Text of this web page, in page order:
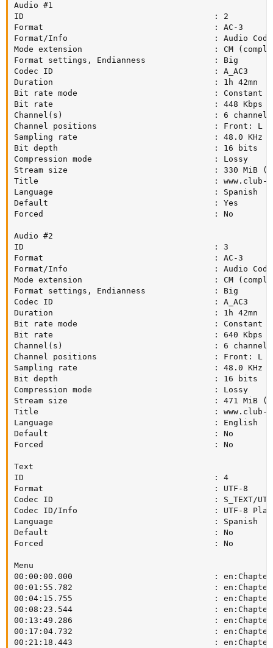
Audio #1
ID                                       : 2
Format                                   : AC-3
Format/Info                              : Audio
Mode extension                           : CM
Format settings, Endianness              : Big
Codec ID                                 : A_AC3
Duration                                 : 1h 42mn
Bit rate mode                            : Constant
Bit rate                                 : 448 Kbps
Channel(s)                               : 6 channels
Channel positions                        : Front: L C
Sampling rate                            : 48.0 KHz
Bit depth                                : 16 bits
Compression mode                         : Lossy
Stream size                              : 330 MiB
Title                                    : www.club-
Language                                 : Spanish
Default                                  : Yes
Forced                                   : No
Audio #2
ID                                       : 3
Format                                   : AC-3
Format/Info                              : Audio
Mode extension                           : CM
Format settings, Endianness              : Big
Codec ID                                 : A_AC3
Duration                                 : 1h 42mn
Bit rate mode                            : Constant
Bit rate                                 : 640 Kbps
Channel(s)                               : 6 channels
Channel positions                        : Front: L C
Sampling rate                            : 48.0 KHz
Bit depth                                : 16 bits
Compression mode                         : Lossy
Stream size                              : 471 MiB
Title                                    : www.club-
Language                                 : English
Default                                  : No
Forced                                   : No
Text
ID                                       : 4
Format                                   : UTF-8
Codec ID                                 : S_TEXT/
Codec ID/Info                            : UTF-8
Language                                 : Spanish
Default                                  : No
Forced                                   : No
Menu
00:00:00.000                             : en:Chapter
00:01:55.782                             : en:Chapter
00:04:15.755                             : en:Chapter
00:08:23.544                             : en:Chapter
00:13:49.286                             : en:Chapter
00:17:04.732                             : en:Chapter
00:21:18.443                             : en:Chapter